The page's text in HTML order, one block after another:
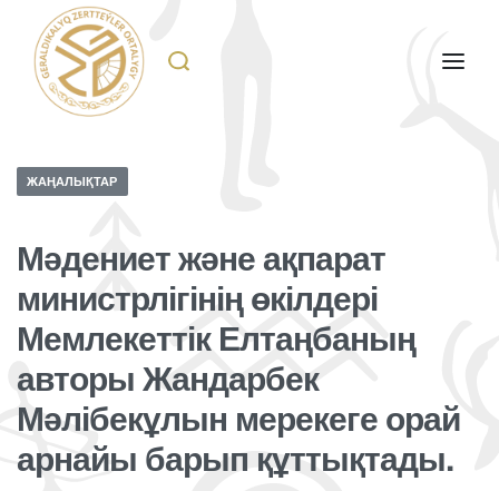
ЖАҢАЛЫҚТАР
Мәдениет және ақпарат
министрлігінің өкілдері
Мемлекеттік Елтаңбаның
авторы Жандарбек
Мәлібекұлын мерекеге орай
арнайы барып құттықтады.